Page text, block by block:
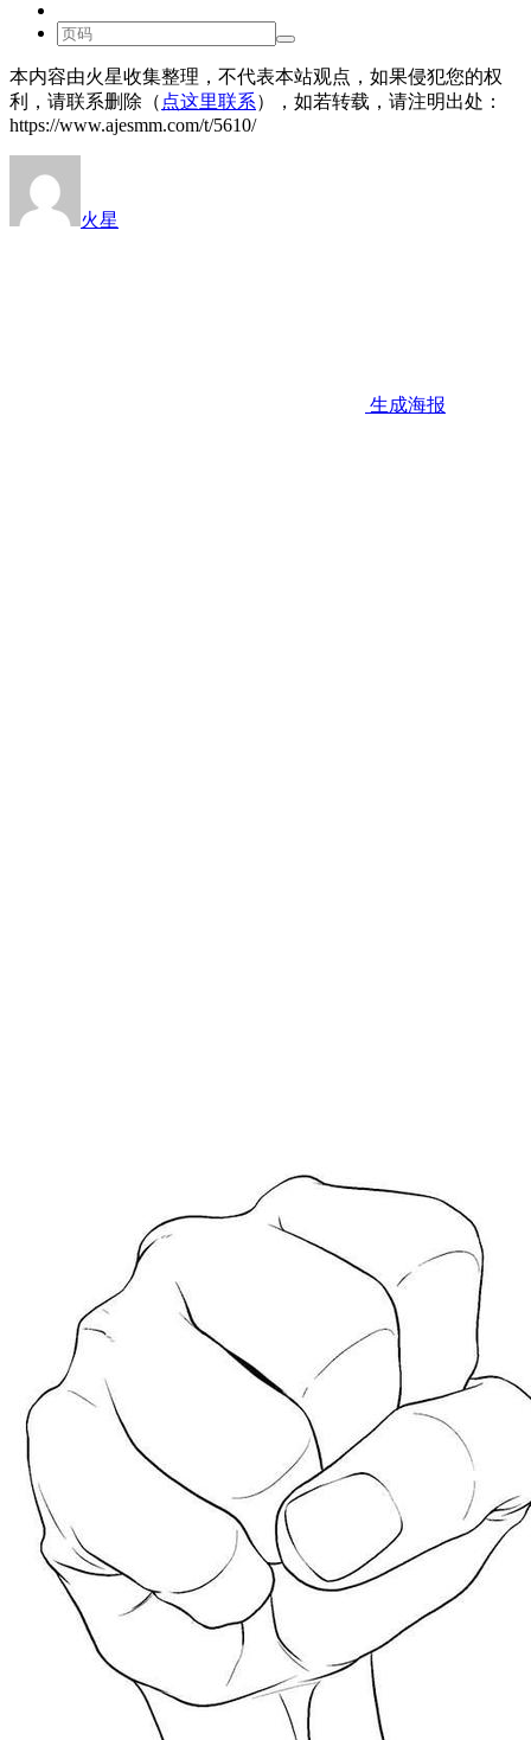
本内容由火星收集整理，不代表本站观点，如果侵犯您的权
利，请联系删除（ 点这里联系），如若转载，请注明出处：
https://www.ajesmm.com/t/5610/
火星
生成海报